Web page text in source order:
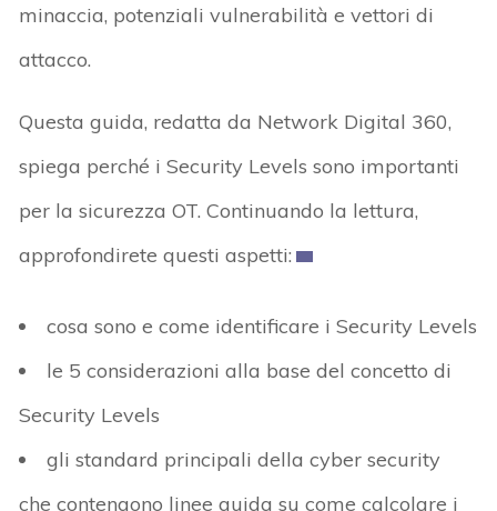
minaccia, potenziali vulnerabilità e vettori di
attacco.
Questa guida, redatta da Network Digital 360,
spiega perché i Security Levels sono importanti
per la sicurezza OT. Continuando la lettura,
approfondirete questi aspetti:
cosa sono e come identificare i Security Levels
le 5 considerazioni alla base del concetto di
Security Levels
gli standard principali della cyber security
che contengono linee guida su come calcolare i